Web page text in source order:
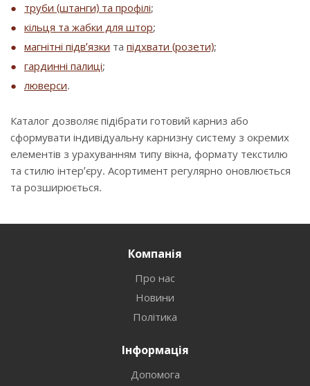
труби (штанги) та профілі;
кільця та жабки для штор;
магнітні підв’язки та підхвати (розети);
гардинні палиці;
люверси.
Каталог дозволяє підібрати готовий карниз або
сформувати індивідуальну карнизну систему з окремих
елементів з урахуванням типу вікна, формату текстилю
та стилю інтер’єру. Асортимент регулярно оновлюється
та розширюється.
Компанія
Про нас
Новини
Політика
Інформація
Допомога